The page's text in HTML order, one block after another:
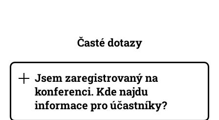
Časté dotazy
Jsem zaregistrovaný na
konferenci. Kde najdu
informace pro účastníky?